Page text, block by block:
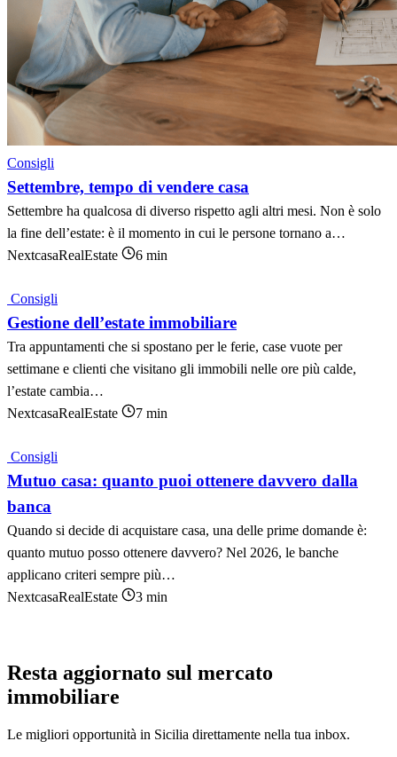
Consigli
Settembre, tempo di vendere casa
Settembre ha qualcosa di diverso rispetto agli altri mesi. Non è solo
la fine dell’estate: è il momento in cui le persone tornano a…
NextcasaRealEstate
6 min
Consigli
Gestione dell’estate immobiliare
Tra appuntamenti che si spostano per le ferie, case vuote per
settimane e clienti che visitano gli immobili nelle ore più calde,
l’estate cambia…
NextcasaRealEstate
7 min
Consigli
Mutuo casa: quanto puoi ottenere davvero dalla
banca
Quando si decide di acquistare casa, una delle prime domande è:
quanto mutuo posso ottenere davvero? Nel 2026, le banche
applicano criteri sempre più…
NextcasaRealEstate
3 min
Resta aggiornato sul mercato
immobiliare
Le migliori opportunità in Sicilia direttamente nella tua inbox.